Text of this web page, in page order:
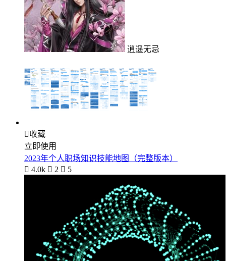
逍遥无忌
收藏
立即使用
2023年个人职场知识技能地图（完整版本）
 4.0k  2  5